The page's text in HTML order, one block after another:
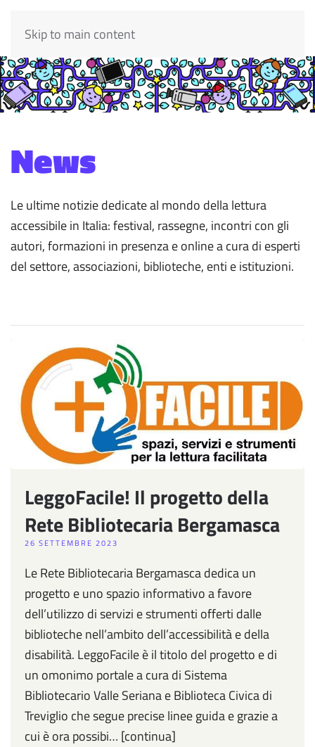
Skip to main content
News
Le ultime notizie dedicate al mondo della lettura
accessibile in Italia: festival, rassegne, incontri con gli
autori, formazioni in presenza e online a cura di esperti
del settore, associazioni, biblioteche, enti e istituzioni.
LeggoFacile! Il progetto della
Rete Bibliotecaria Bergamasca
26 SETTEMBRE 2023
Le Rete Bibliotecaria Bergamasca dedica un
progetto e uno spazio informativo a favore
dell’utilizzo di servizi e strumenti offerti dalle
biblioteche nell’ambito dell’accessibilità e della
disabilità. LeggoFacile è il titolo del progetto e di
un omonimo portale a cura di Sistema
Bibliotecario Valle Seriana e Biblioteca Civica di
Treviglio che segue precise linee guida e grazie a
cui è ora possibi… [continua]